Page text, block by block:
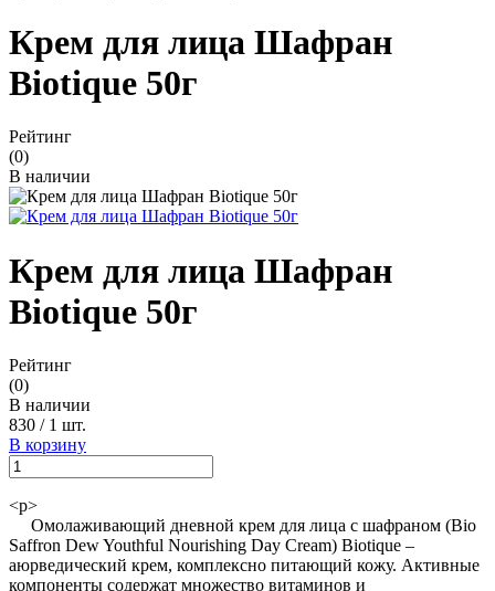
Крем для лица Шафран
Biotique 50г
Рейтинг
(0)
В наличии
Крем для лица Шафран
Biotique 50г
Рейтинг
(0)
В наличии
830 / 1 шт.
В корзину
<p>
Омолаживающий дневной крем для лица с шафраном (Bio
Saffron Dew Youthful Nourishing Day Cream) Biotique –
аюрведический крем, комплексно питающий кожу. Активные
компоненты содержат множество витаминов и